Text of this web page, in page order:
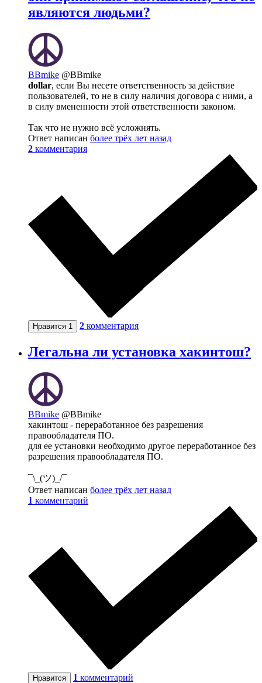
являются людьми?
BBmike @BBmike
dollar, если Вы несете ответственность за действие
пользователей, то не в силу наличия договора с ними, а
в силу вмененности этой ответственности законом.
Так что не нужно всё усложнять.
Ответ написан более трёх лет назад
2 комментария
Нравится 1 2 комментария
Легальна ли установка хакинтош?
BBmike @BBmike
хакинтош - переработанное без разрешения
правообладателя ПО.
для ее установки необходимо другое переработанное без
разрешения правообладателя ПО.
¯\_(ツ)_/¯
Ответ написан более трёх лет назад
1 комментарий
Нравится 1 комментарий